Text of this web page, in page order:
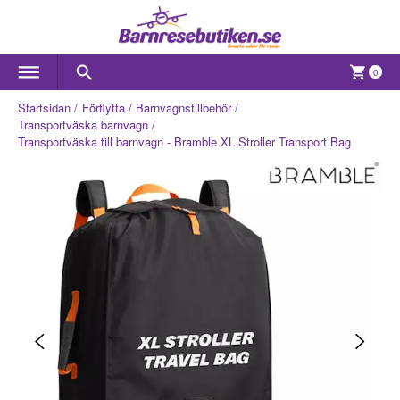
0
Startsidan Förflytta
Barnvagnstillbehör
Transportväska barnvagn
Transportväska till barnvagn - Bramble XL Stroller Transport Bag